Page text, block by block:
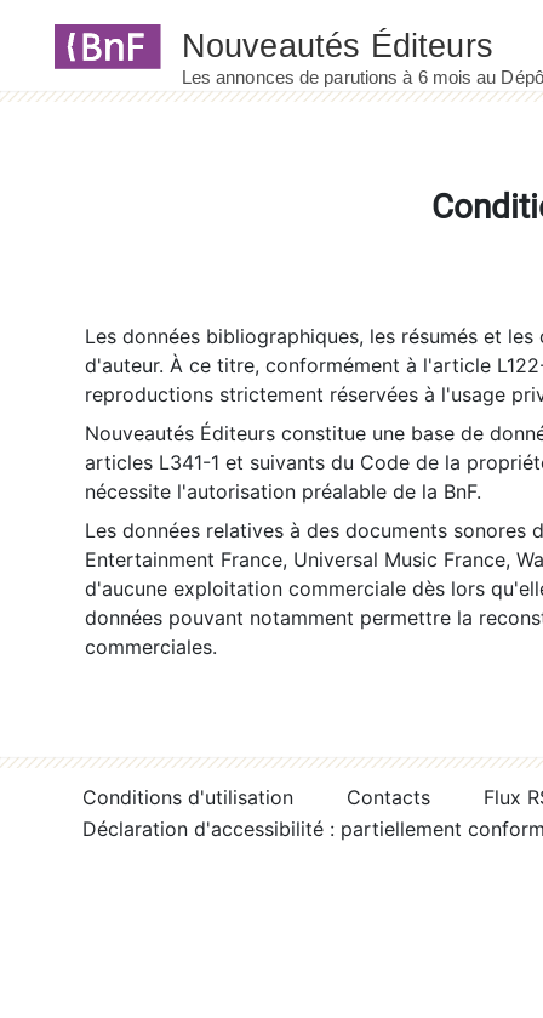
Les données bibliographiques, les résumés et
d'auteur. À ce titre, conformément à l'article
reproductions strictement réservées à l'usage
Nouveautés Éditeurs constitue une base de
articles L341-1 et suivants du Code de la
nécessite l'autorisation préalable de la BnF.
Les données relatives à des documents sonores
Entertainment France, Universal Music France,
d'aucune exploitation commerciale dès lors
données pouvant notamment permettre la
commerciales.
Conditions d'utilisation Contacts
Flux
Déclaration d'accessibilité : partiellement